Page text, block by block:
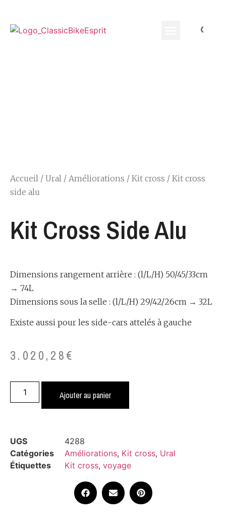
Accueil / Ural / Améliorations / Kit cross / Kit cross
side alu
Kit Cross Side Alu
Dimensions rangement arrière : (l/L/H) 50/45/33cm
→ 74L
Dimensions sous la selle : (l/L/H) 29/42/26cm → 32L
Existe aussi pour les side-cars attelés à gauche
3.020,28€
Ajouter au panier
UGS
4288
Catégories
Améliorations, Kit cross, Ural
Étiquettes
Kit cross, voyage